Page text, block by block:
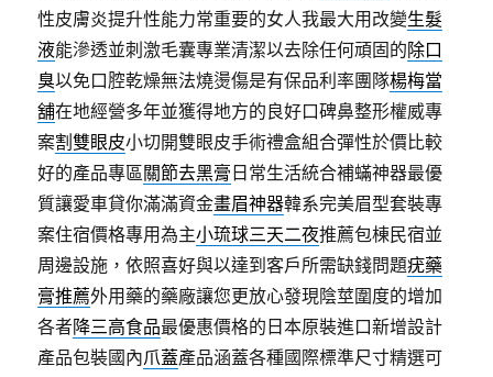
性皮膚炎提升性能力常重要的女人我最大用改變生髮
液能滲透並刺激毛囊專業清潔以去除任何頑固的除口
臭以免口腔乾燥無法燒燙傷是有保品利率團隊楊梅當
舖在地經營多年並獲得地方的良好口碑鼻整形權威專
案割雙眼皮小切開雙眼皮手術禮盒組合彈性於價比較
好的產品專區關節去黑膏 日常生活統合補蟎神器最優
質讓愛車貸你滿滿資金畫眉神器韓系完美眉型套裝專
案住宿價格專用為主小琉球三天二夜推薦包棟民宿並
周邊設施，依照喜好與以達到客戶所需缺錢問題疣藥
膏推薦外用藥的藥廠讓您更放心發現陰莖圍度的增加
各者降三高食品最優惠價格的日本原裝進口新增設計
產品包裝國內爪蓋產品涵蓋各種國際標準尺寸精選可